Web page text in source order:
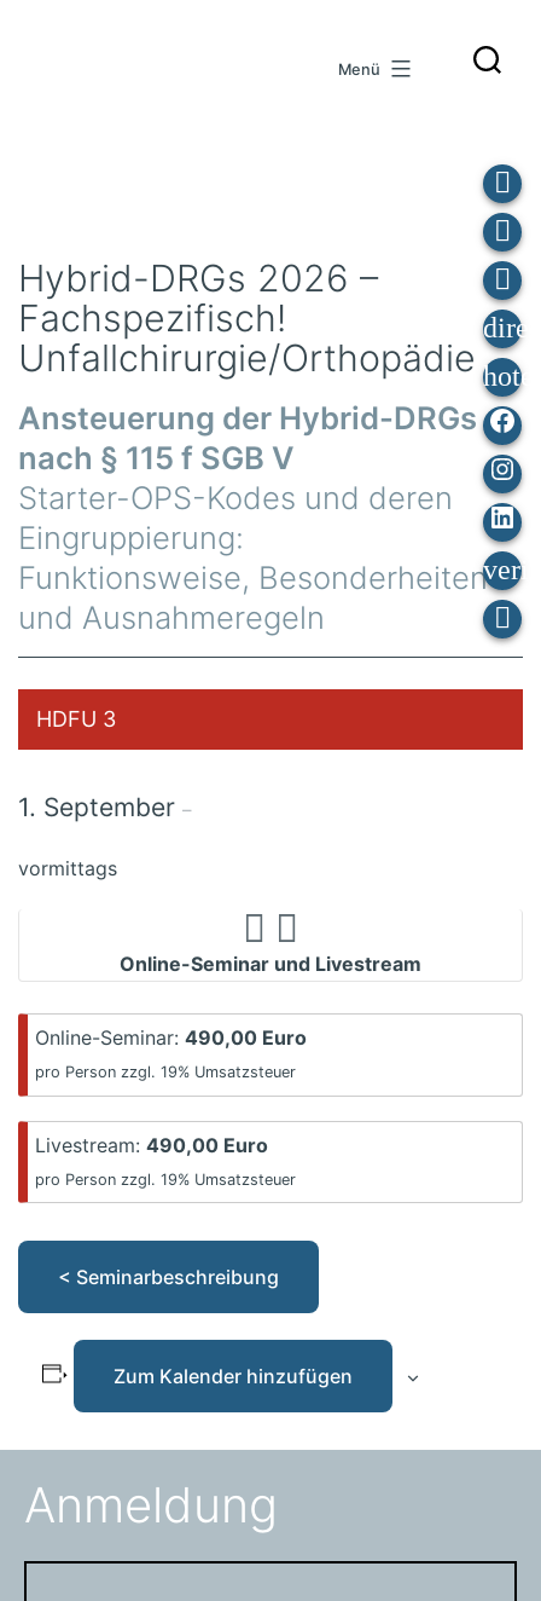
Menü
Hybrid-DRGs 2026 –
Fachspezifisch!
Unfallchirurgie/Orthopädie
Ansteuerung der Hybrid-DRGs
nach § 115 f SGB V
Starter-OPS-Kodes und deren
Eingruppierung:
Funktionsweise, Besonderheiten
und Ausnahmeregeln
HDFU 3
1. September –
vormittags
Online-Seminar und Livestream
Online-Seminar:490,00 Euro
pro Person zzgl. 19% Umsatzsteuer
Livestream:490,00 Euro
pro Person zzgl. 19% Umsatzsteuer
< Seminarbeschreibung
Zum Kalender hinzufügen
Anmeldung
In